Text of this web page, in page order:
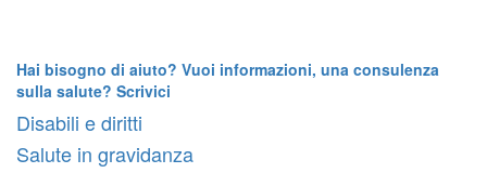
Hai bisogno di aiuto? Vuoi informazioni, una consulenza
sulla salute? Scrivici
Disabili e diritti
Salute in gravidanza